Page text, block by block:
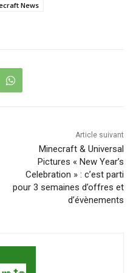
News
Article suivant
Minecraft & Universal
Pictures « New Year’s
Celebration » : c’est parti
pour 3 semaines d’offres et
d’évènements